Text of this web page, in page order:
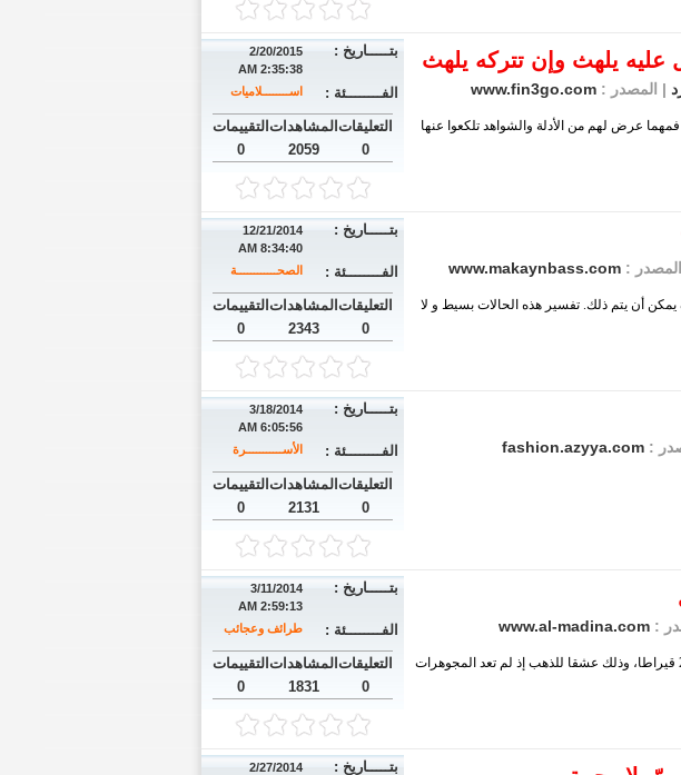
بتـــــاريخ :
2/20/2015
2:35:38 AM
الفــــــــئة : اســــــــلاميات
التعليقات المشاهدات التقييمات
0
2059
0
عليه يلهث وإن تتركه يلهث
| المصدر : www.fin3go.com
عرض لهم من الأدلة والشواهد تلكعوا عنها
بتـــــاريخ :
12/21/2014
8:34:40 AM
الفــــــــئة : الصحــــــــــــة
التعليقات المشاهدات التقييمات
0
2343
0
:
www.makaynbass.com
أن يتم ذلك. تفسير هذه الحالات بسيط و لا
بتـــــاريخ :
3/18/2014
6:05:56 AM
الفــــــــئة : الأســـــــــــرة
التعليقات المشاهدات التقييمات
0
2131
0
:
fashion.azyya.com
بتـــــاريخ :
3/11/2014
2:59:13 AM
الفــــــــئة : طرائف وعجائب
التعليقات المشاهدات التقييمات
0
1831
0
:
www.al-madina.com
خطط رجل أعمال هندي لصنع قميصا من 14 ألف قطعة ذهبية عيار 22 قيراطا، وذلك عشقا للذهب إذ لم تعد المجوهرات
بتـــــاريخ :
2/27/2014